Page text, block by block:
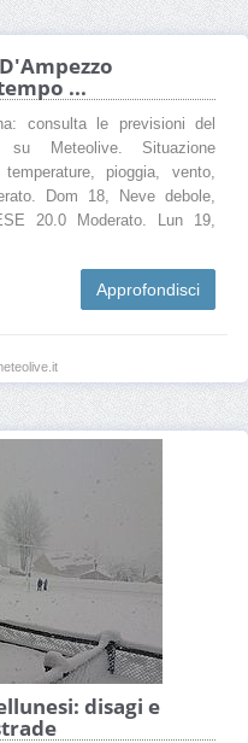
...
consulta le previsioni del
Meteolive. Situazione
pioggia, vento,
Dom 18, Neve debole,
20.0 Moderato. Lun 19,
Approfondisci
disagi e